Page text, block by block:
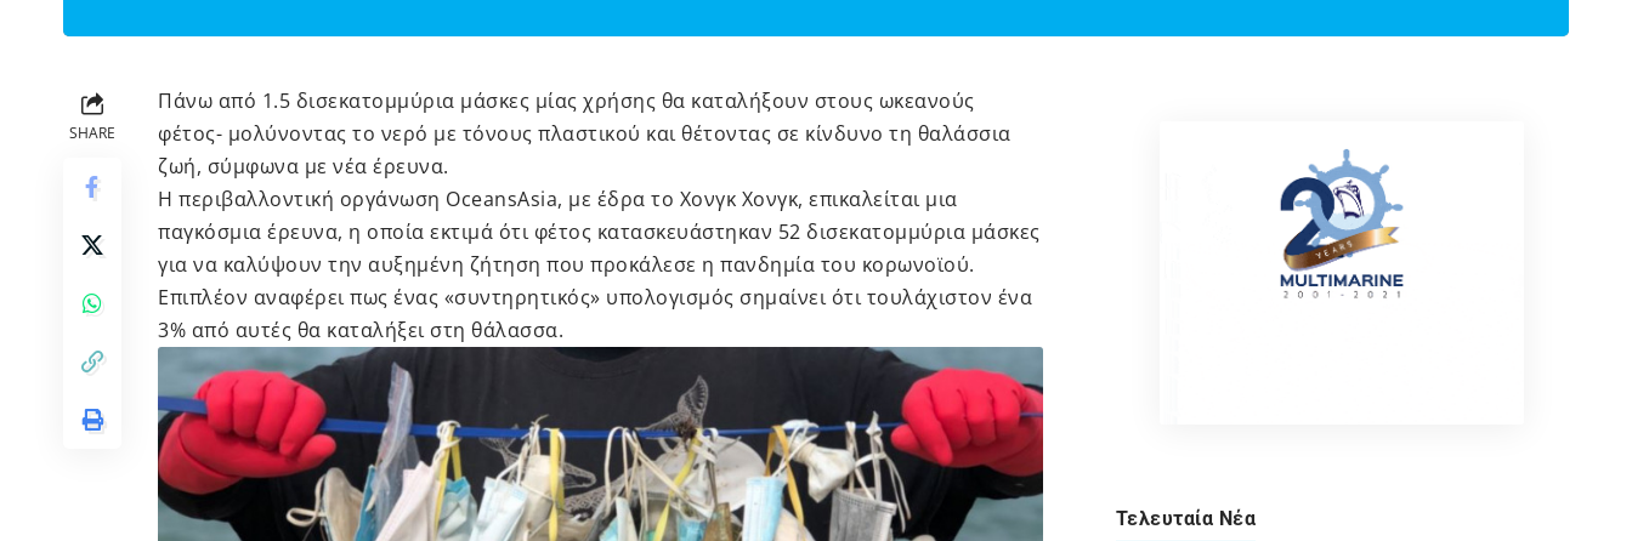
SHARE
Πάνω από 1.5 δισεκατομμύρια μάσκες μίας χρήσης θα καταλήξουν στους ωκεανούς
φέτος- μολύνοντας το νερό με τόνους πλαστικού και θέτοντας σε κίνδυνο τη θαλάσσια
ζωή, σύμφωνα με νέα έρευνα.
Η περιβαλλοντική οργάνωση OceansAsia, με έδρα το Χονγκ Χονγκ, επικαλείται μια
παγκόσμια έρευνα, η οποία εκτιμά ότι φέτος κατασκευάστηκαν 52 δισεκατομμύρια μάσκες
για να καλύψουν την αυξημένη ζήτηση που προκάλεσε η πανδημία του κορωνοϊού.
Επιπλέον αναφέρει πως ένας «συντηρητικός» υπολογισμός σημαίνει ότι τουλάχιστον ένα
3% από αυτές θα καταλήξει στη θάλασσα.
Τελευταία Νέα